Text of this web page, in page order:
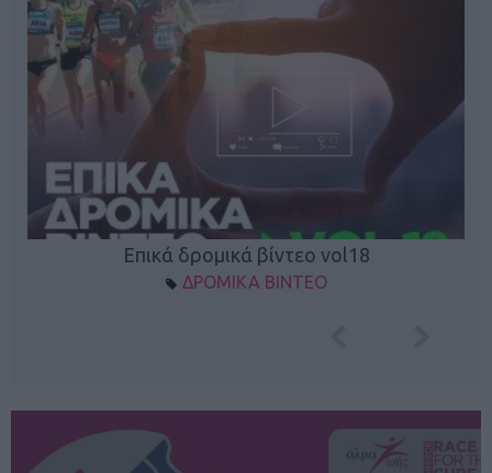
Επικά δρομικά βίντεο vol18
ΔΡΟΜΙΚΑ ΒΙΝΤΕΟ